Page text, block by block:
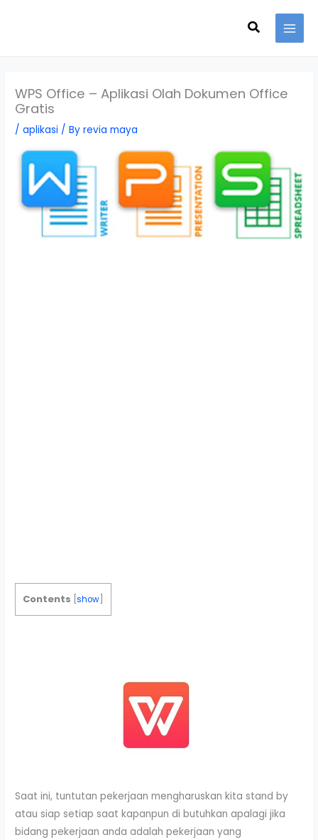
Search
WPS Office – Aplikasi Olah Dokumen Office
Gratis
/aplikasi / Byrevia maya
Contents [show
Saat ini, tuntutan pekerjaan mengharuskan kita stand by
atau siap setiap saat kapanpun di butuhkan apalagi jika
bidang pekerjaan anda adalah pekerjaan yang